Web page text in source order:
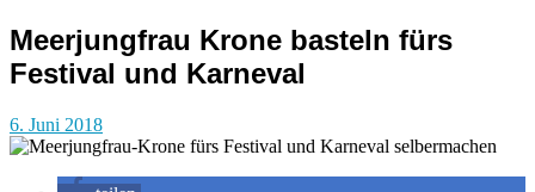
Meerjungfrau Krone basteln fürs
Festival und Karneval
6. Juni 2018